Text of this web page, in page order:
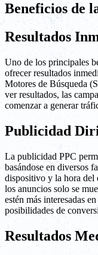
Beneficios de
Resultados
Uno de los principales
ofrecer resultados
Motores de Búsqueda
ver resultados, las
comenzar a generar
Publicidad
La publicidad PPC
basándose en diversos
dispositivo y la hora del
los anuncios solo se
estén más interesadas
posibilidades de
Resultados